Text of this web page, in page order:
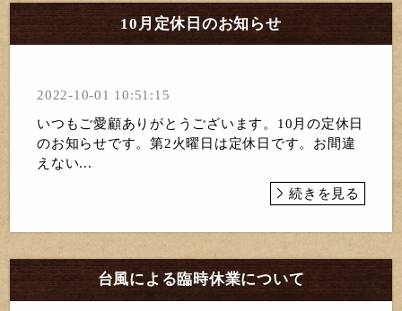
10月定休日のお知らせ
2022-10-01 10:51:15
いつもご愛顧ありがとうございます。10月の定休日
のお知らせです。第2火曜日は定休日です。お間違
えない...
続きを見る
台風による臨時休業について